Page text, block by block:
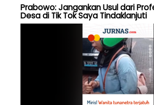
Prabowo: Jangankan Usul dari
Desa di Tik Tok Saya Tindaklanjuti